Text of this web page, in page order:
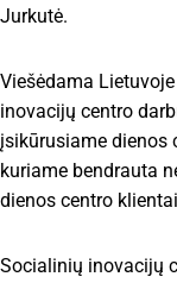
Jurkutė.
Viešėdama
inovacijų centro
įsikūrusiame dienos
kuriame bendrauta
dienos centro
Socialinių inovacijų